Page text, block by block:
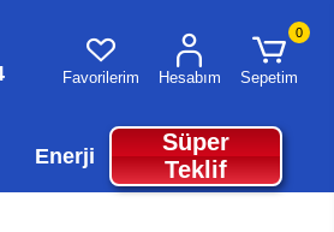
Favorilerim Hesabım
0
Sepetim
Enerji
Süper
Teklif